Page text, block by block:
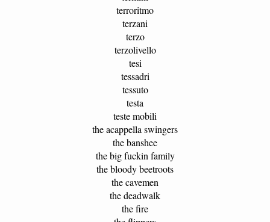
terroritmo
terzani
terzo
terzolivello
tesi
tessadri
tessuto
testa
teste mobili
the acappella swingers
the banshee
the big fuckin family
the bloody beetroots
the cavemen
the deadwalk
the fire